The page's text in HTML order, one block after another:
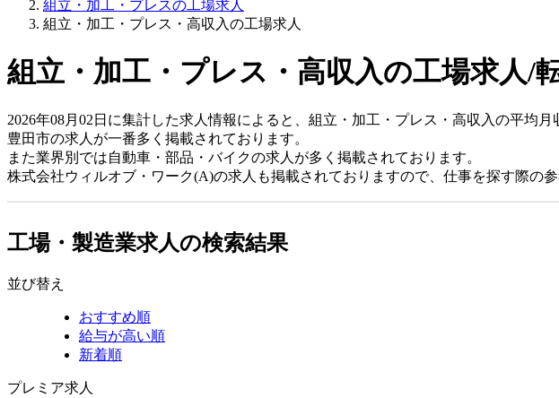
組立・加工・プレスの工場求人
組立・加工・プレス・高収入の工場求人
組立・加工・プレス・高収入の工場求人/
2026年08月02日に集計した求人情報によると、組立・加工・プレス・高収入の平均
豊田市の求人が一番多く掲載されております。
また業界別では自動車・部品・バイクの求人が多く掲載されております。
株式会社ウィルオブ・ワーク(A)の求人も掲載されておりますので、仕事を探す際の参
工場・製造業求人の検索結果
並び替え
おすすめ順
給与が高い順
新着順
プレミア求人